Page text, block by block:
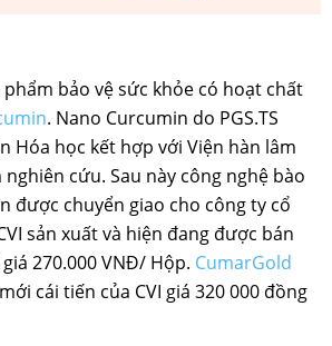
bảo vệ sức khỏe có hoạt chất
. Nano Curcumin do PGS.TS
Hóa học kết hợp với Viện hàn lâm
cứu. Sau này công nghệ bào
được chuyển giao cho công ty cổ
sản xuất và hiện đang được bán
270.000 VNĐ/ Hộp. CumarGold
cái tiến của CVI giá 320 000 đồng